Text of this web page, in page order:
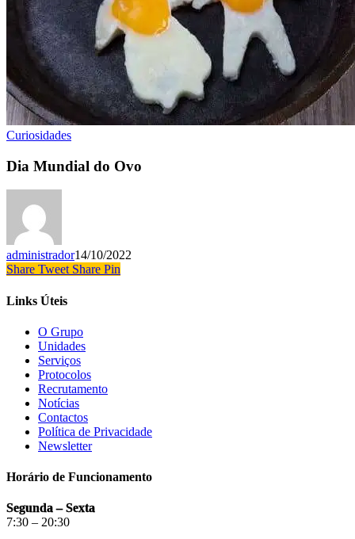
Curiosidades
Dia Mundial do Ovo
administrador14/10/2022
Share Tweet Share Pin
Links Úteis
O Grupo
Unidades
Serviços
Protocolos
Recrutamento
Notícias
Contactos
Política de Privacidade
Newsletter
Horário de Funcionamento
Segunda – Sexta
7:30 – 20:30